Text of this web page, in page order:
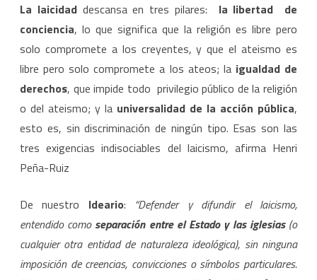
La laicidaddescansa en tres pilares: la libertad de
conciencia, lo que significa que la religión es libre pero
solo compromete a los creyentes, y que el ateismo es
libre pero solo compromete a los ateos; la igualdad de
derechos, que impide todo privilegio público de la religión
o del ateismo; y la universalidad de la acción pública,
esto es, sin discriminación de ningún tipo. Esas son las
tres exigencias indisociables del laicismo, afirma Henri
Peña-Ruiz
De nuestro Ideario: “Defender y difundir el laicismo,
entendido como separación entre el Estado y las iglesias(o
cualquier otra entidad de naturaleza ideológica), sin ninguna
imposición de creencias, convicciones o símbolos particulares.